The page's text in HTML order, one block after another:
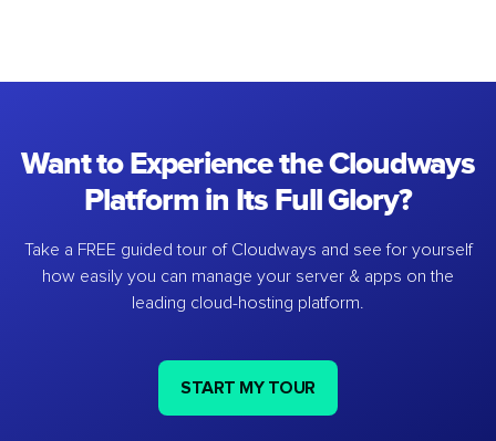
Want to Experience the Cloudways
Platform in Its Full Glory?
Take a FREE guided tour of Cloudways and see for yourself
how easily you can manage your server & apps on the
leading cloud-hosting platform.
START MY TOUR